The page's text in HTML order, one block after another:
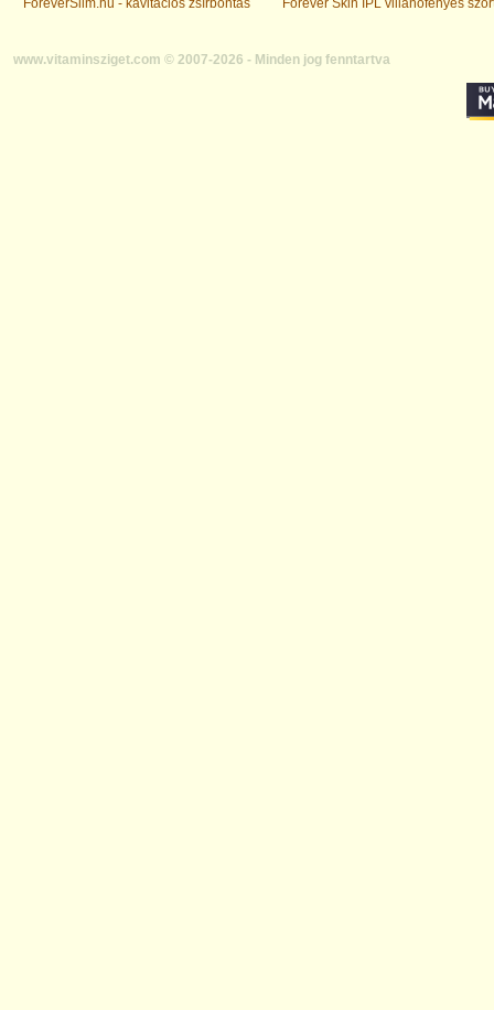
ForeverSlim.hu - kavitációs zsírbontás Forever Skin IPL villanófényes
www.vitaminsziget.com © 2007-2026 - Minden jog fenntartva